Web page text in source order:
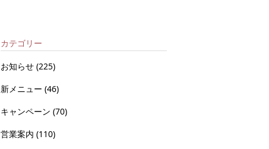
カテゴリー
お知らせ (225)
新メニュー (46)
キャンペーン (70)
営業案内 (110)